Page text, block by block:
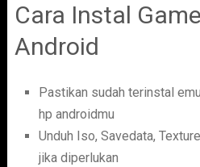
Cara Instal
Android
Pastikan sudah terinstal
hp androidmu
Unduh Iso, Savedata,
jika diperlukan